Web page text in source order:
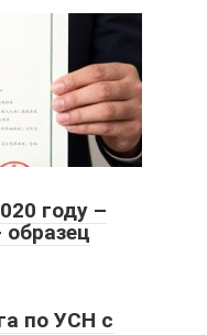
году –
по УСН с